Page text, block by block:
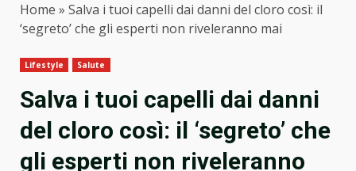
Home » Salva i tuoi capelli dai danni del cloro così: il
‘segreto’ che gli esperti non riveleranno mai
Lifestyle Salute
Salva i tuoi capelli dai danni
del cloro così: il ‘segreto’ che
gli esperti non riveleranno